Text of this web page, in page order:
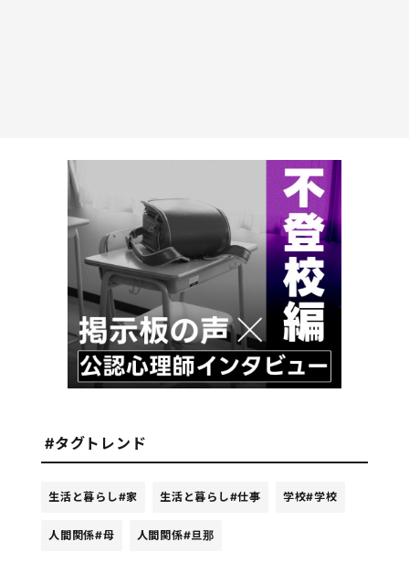
#タグトレンド
生活と暮らし#家 生活と暮らし#仕事 学校#学校
人間関係#母 人間関係#旦那